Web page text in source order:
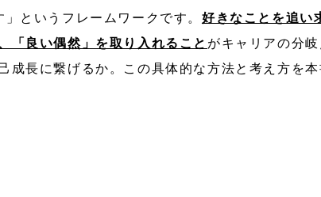
というフレームワークです。好きなことを追い
「良い偶然」を取り入れること がキャリアの分岐
長に繋げるか。この具体的な方法と考え方を本